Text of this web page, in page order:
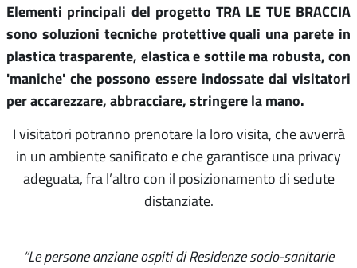
Elementi principali del progetto TRA LE TUE BRACCIA
sono soluzioni tecniche protettive quali una parete in
plastica trasparente, elastica e sottile ma robusta, con
'maniche' che possono essere indossate dai visitatori
per accarezzare, abbracciare, stringere la mano.
I visitatori potranno prenotare la loro visita, che avverrà
in un ambiente sanificato e che garantisce una privacy
adeguata, fra l’altro con il posizionamento di sedute
distanziate.
“Le persone anziane ospiti di Residenze socio-sanitarie